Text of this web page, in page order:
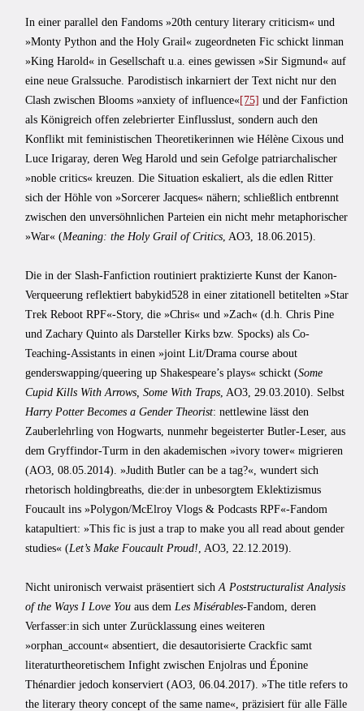
In einer parallel den Fandoms »20th century literary criticism« und
»Monty Python and the Holy Grail« zugeordneten Fic schickt linman
»King Harold« in Gesellschaft u.a. eines gewissen »Sir Sigmund« auf
eine neue Gralssuche. Parodistisch inkarniert der Text nicht nur den
Clash zwischen Blooms »anxiety of influence«[75] und der Fanfiction
als Königreich offen zelebrierter Einflusslust, sondern auch den
Konflikt mit feministischen Theoretikerinnen wie Hélène Cixous und
Luce Irigaray, deren Weg Harold und sein Gefolge patriarchalischer
»noble critics« kreuzen. Die Situation eskaliert, als die edlen Ritter
sich der Höhle von »Sorcerer Jacques« nähern; schließlich entbrennt
zwischen den unversöhnlichen Parteien ein nicht mehr metaphorischer
»War« (Meaning: the Holy Grail of Critics , AO3, 18.06.2015).
Die in der Slash-Fanfiction routiniert praktizierte Kunst der Kanon-
Verqueerung reflektiert babykid528 in einer zitationell betitelten »Star
Trek Reboot RPF«-Story, die »Chris« und »Zach« (d.h. Chris Pine
und Zachary Quinto als Darsteller Kirks bzw. Spocks) als Co-
Teaching-Assistants in einen »joint Lit/Drama course about
genderswapping/‌queering up Shakespeare’s plays« schickt (Some
Cupid Kills With Arrows, Some With Traps , AO3, 29.03.2010). Selbst
Harry Potter Becomes a Gender Theorist: nettlewine lässt den
Zauberlehrling von Hogwarts, nunmehr begeisterter Butler-Leser, aus
dem Gryffindor-Turm in den akademischen »ivory tower« migrieren
(AO3, 08.05.2014). »Judith Butler can be a tag?«, wundert sich
rhetorisch holdingbreaths, die:der in unbesorgtem Eklektizismus
Foucault ins »Polygon/McElroy Vlogs & Podcasts RPF«-Fandom
katapultiert: »This fic is just a trap to make you all read about gender
studies« (Let’s Make Foucault Proud! , AO3, 22.12.2019).
Nicht unironisch verwaist präsentiert sich A Poststructuralist Analysis
of the Ways I Love You aus dem Les Misérables-Fandom, deren
Verfasser:in sich unter Zurücklassung eines weiteren
»orphan_account« absentiert, die desautorisierte Crackfic samt
literaturtheoretischem Infight zwischen Enjolras und Éponine
Thénardier jedoch konserviert (AO3, 06.04.2017). »The title refers to
the literary theory concept of the same name«, präzisiert für alle Fälle